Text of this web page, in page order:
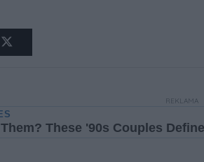
REKLAMA